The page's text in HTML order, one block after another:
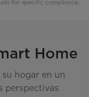
Home
hogar en un
perspectivas